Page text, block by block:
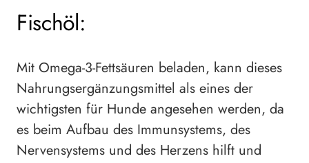
Fischöl:
Mit Omega-3-Fettsäuren beladen, kann dieses
Nahrungsergänzungsmittel als eines der
wichtigsten für Hunde angesehen werden, da
es beim Aufbau des Immunsystems, des
Nervensystems und des Herzens hilft und